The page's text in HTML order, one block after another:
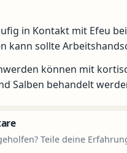
in Kontakt mit Efeu
kann sollte
können mit
Salben behandelt
Teile deine